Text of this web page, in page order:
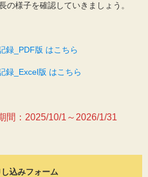
の様子を確認していきましょう。
録_PDF版 はこちら
録_Excel版 はこちら
間：2025/10/1～2026/1/31
込みフォーム